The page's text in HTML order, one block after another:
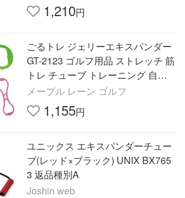
1,210円
ごるトレ ジェリーエキスパンダー
GT-2123 ゴルフ用品 ストレッチ 筋
トレ チューブ トレーニング 自宅
(即納)
メープル レーン ゴルフ
1,155円
ユニックス エキスパンダーチュー
ブ(レッド×ブラック) UNIX BX765
3 返品種別A
Joshin web